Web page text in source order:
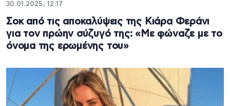
30.01.2025, 12:17
Σοκ από τις αποκαλύψεις της Κιάρα Φεράνι
για τον πρώην σύζυγό της: «Με φώναζε με το
όνομα της ερωμένης του»